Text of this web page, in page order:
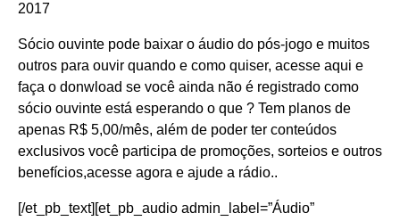
2017
Sócio ouvinte pode baixar o áudio do pós-jogo e muitos
outros para ouvir quando e como quiser, acesse aqui e
faça o donwload se você ainda não é registrado como
sócio ouvinte está esperando o que ? Tem planos de
apenas R$ 5,00/mês, além de poder ter conteúdos
exclusivos você participa de promoções, sorteios e outros
benefícios,acesse agora e ajude a rádio..
[/et_pb_text][et_pb_audio admin_label=”Áudio”